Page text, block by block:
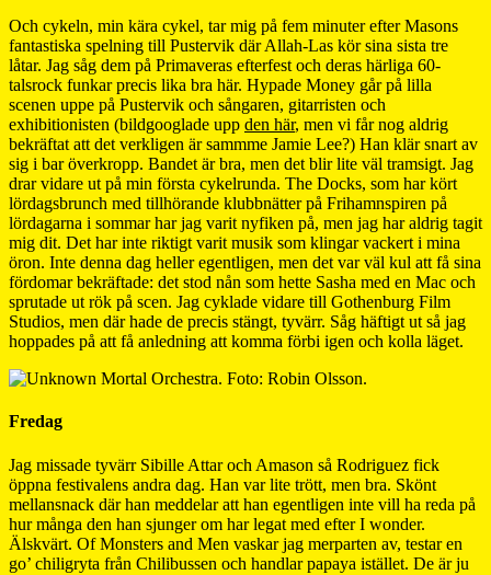
Och cykeln, min kära cykel, tar mig på fem minuter efter Masons
fantastiska spelning till Pustervik där Allah-Las kör sina sista tre
låtar. Jag såg dem på Primaveras efterfest och deras härliga 60-
talsrock funkar precis lika bra här. Hypade Money går på lilla
scenen uppe på Pustervik och sångaren, gitarristen och
exhibitionisten (bildgooglade upp den här, men vi får nog aldrig
bekräftat att det verkligen är sammme Jamie Lee?) Han klär snart av
sig i bar överkropp. Bandet är bra, men det blir lite väl tramsigt. Jag
drar vidare ut på min första cykelrunda. The Docks, som har kört
lördagsbrunch med tillhörande klubbnätter på Frihamnspiren på
lördagarna i sommar har jag varit nyfiken på, men jag har aldrig tagit
mig dit. Det har inte riktigt varit musik som klingar vackert i mina
öron. Inte denna dag heller egentligen, men det var väl kul att få sina
fördomar bekräftade: det stod nån som hette Sasha med en Mac och
sprutade ut rök på scen. Jag cyklade vidare till Gothenburg Film
Studios, men där hade de precis stängt, tyvärr. Såg häftigt ut så jag
hoppades på att få anledning att komma förbi igen och kolla läget.
Fredag
Jag missade tyvärr Sibille Attar och Amason så Rodriguez fick
öppna festivalens andra dag. Han var lite trött, men bra. Skönt
mellansnack där han meddelar att han egentligen inte vill ha reda på
hur många den han sjunger om har legat med efter I wonder.
Älskvärt. Of Monsters and Men vaskar jag merparten av, testar en
go’ chiligryta från Chilibussen och handlar papaya istället. De är ju